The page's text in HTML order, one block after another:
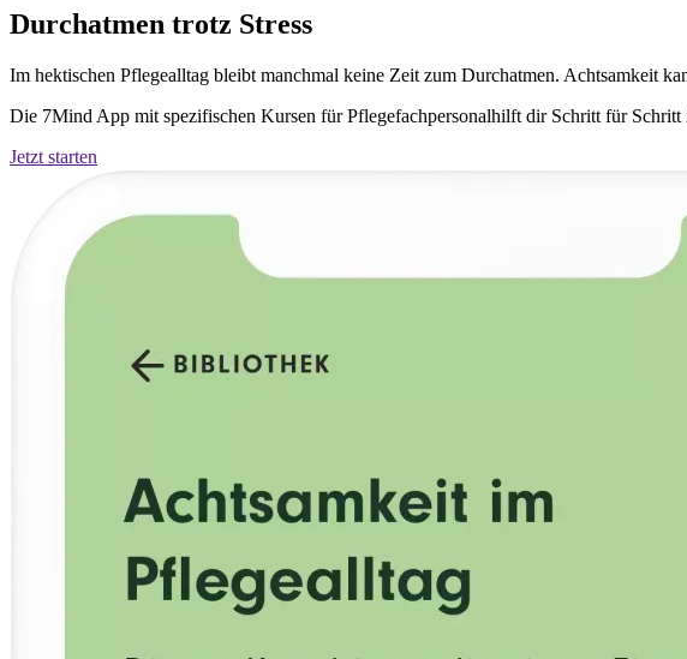
Durchatmen trotz Stress
Im hektischen Pflegealltag bleibt manchmal keine Zeit zum Durchatmen. Achtsamkeit
Die 7Mind App mit spezifischen Kursen für Pflegefachpersonalhilft dir Schritt für
Jetzt starten